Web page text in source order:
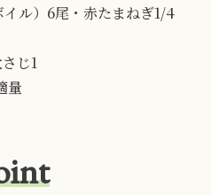
ル）6尾・赤たまねぎ1/4
じ1
量